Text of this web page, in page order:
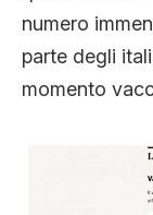
numero
parte degli
momento